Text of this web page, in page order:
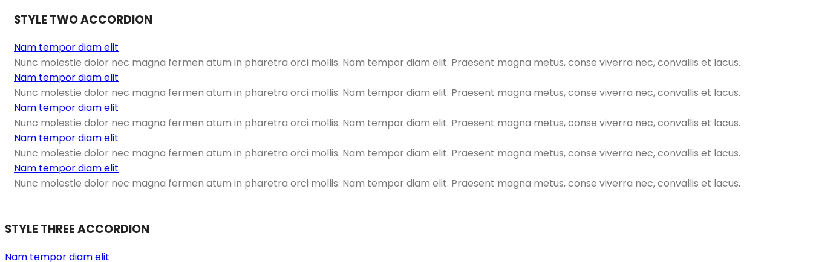
STYLE TWO ACCORDION
Nam tempor diam elit
Nunc molestie dolor nec magna fermen atum in pharetra orci mollis. Nam tempor diam elit. Praesent magna metus, conse viverra nec, convallis et lacus.
Nam tempor diam elit
Nunc molestie dolor nec magna fermen atum in pharetra orci mollis. Nam tempor diam elit. Praesent magna metus, conse viverra nec, convallis et lacus.
Nam tempor diam elit
Nunc molestie dolor nec magna fermen atum in pharetra orci mollis. Nam tempor diam elit. Praesent magna metus, conse viverra nec, convallis et lacus.
Nam tempor diam elit
Nunc molestie dolor nec magna fermen atum in pharetra orci mollis. Nam tempor diam elit. Praesent magna metus, conse viverra nec, convallis et lacus.
Nam tempor diam elit
Nunc molestie dolor nec magna fermen atum in pharetra orci mollis. Nam tempor diam elit. Praesent magna metus, conse viverra nec, convallis et lacus.
STYLE THREE ACCORDION
Nam tempor diam elit